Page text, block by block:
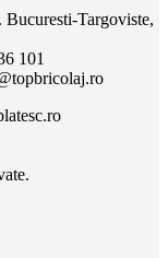
Bucuresti-Targoviste,
101